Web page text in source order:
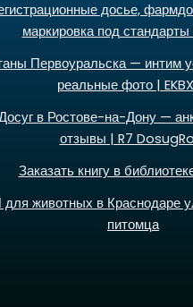
досье,
маркировка под
Первоуральска — интим
реальные фото |
в Ростове-на-Дону —
отзывы | R7
Заказать книгу в
животных в Краснодаре
питомца